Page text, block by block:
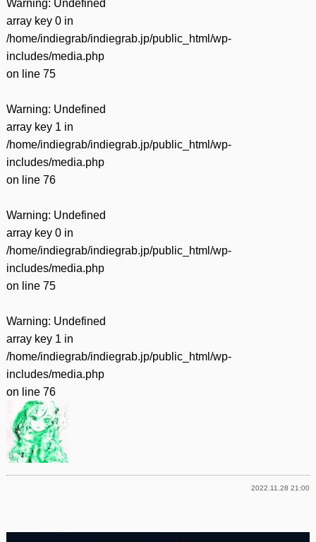
Warning: Undefined
array key 0 in
/home/indiegrab/indiegrab.jp/public_html/wp-
includes/media.php
on line 75
Warning: Undefined
array key 1 in
/home/indiegrab/indiegrab.jp/public_html/wp-
includes/media.php
on line 76
Warning: Undefined
array key 0 in
/home/indiegrab/indiegrab.jp/public_html/wp-
includes/media.php
on line 75
Warning: Undefined
array key 1 in
/home/indiegrab/indiegrab.jp/public_html/wp-
includes/media.php
on line 76
2022.11.28 21:00